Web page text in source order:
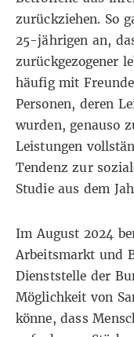
zurückziehen. So
25-jährigen an,
zurückgezogener
häufig mit
Personen, deren
wurden, genauso
Leistungen
Tendenz zur
Studie aus dem
Im August 2024
Arbeitsmarkt und
Dienststelle der
Möglichkeit von
könne, dass